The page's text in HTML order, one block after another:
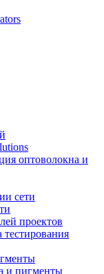
оптоволокна и
сети
проектов
тестирования
и пигменты